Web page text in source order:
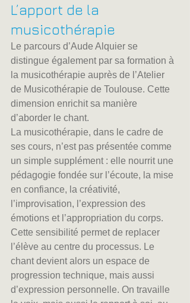
L’apport de la
musicothérapie
Le parcours d’Aude Alquier se
distingue également par sa formation à
la musicothérapie auprès de l’Atelier
de Musicothérapie de Toulouse. Cette
dimension enrichit sa manière
d’aborder le chant.
La musicothérapie, dans le cadre de
ses cours, n’est pas présentée comme
un simple supplément : elle nourrit une
pédagogie fondée sur l’écoute, la mise
en confiance, la créativité,
l’improvisation, l’expression des
émotions et l’appropriation du corps.
Cette sensibilité permet de replacer
l’élève au centre du processus. Le
chant devient alors un espace de
progression technique, mais aussi
d’expression personnelle. On travaille